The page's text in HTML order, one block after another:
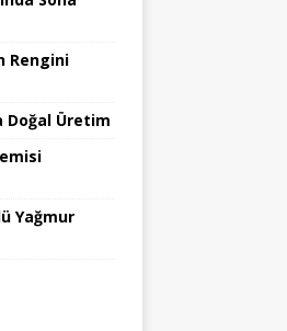
Rengini
Doğal Üretim
Yağmur